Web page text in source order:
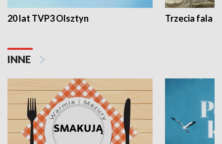
20 lat TVP3 Olsztyn Trzecia fala -
INNE